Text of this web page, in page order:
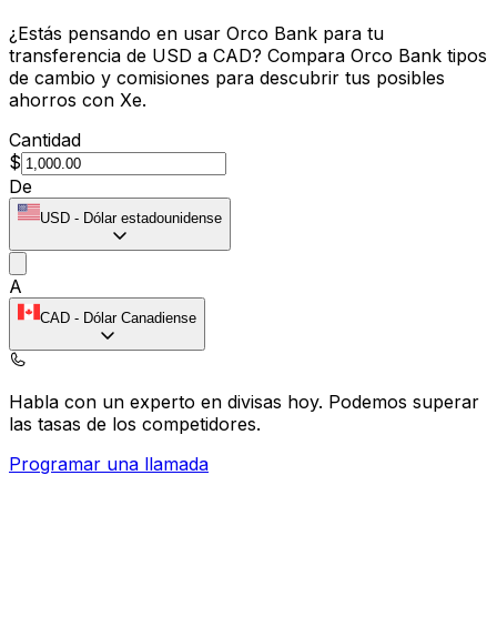
¿Estás pensando en usar Orco Bank para tu
transferencia de USD a CAD? Compara Orco Bank tipos
de cambio y comisiones para descubrir tus posibles
ahorros con Xe.
Cantidad
$
De
USD - Dólar estadounidense
A
CAD - Dólar Canadiense
Habla con un experto en divisas hoy. Podemos superar
las tasas de los competidores.
Programar una llamada